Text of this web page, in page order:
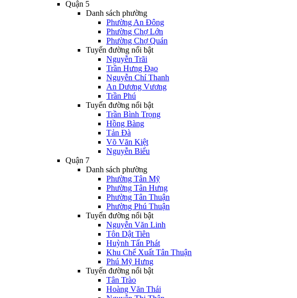
Quận 5
Danh sách phường
Phường An Đông
Phường Chợ Lớn
Phường Chợ Quán
Tuyến đường nổi bật
Nguyễn Trãi
Trần Hưng Đạo
Nguyễn Chí Thanh
An Dương Vương
Trần Phú
Tuyến đường nổi bật
Trần Bình Trọng
Hồng Bàng
Tản Đà
Võ Văn Kiệt
Nguyễn Biểu
Quận 7
Danh sách phường
Phường Tân Mỹ
Phường Tân Hưng
Phường Tân Thuận
Phường Phú Thuận
Tuyến đường nổi bật
Nguyễn Văn Linh
Tôn Dật Tiên
Huỳnh Tấn Phát
Khu Chế Xuất Tân Thuận
Phú Mỹ Hưng
Tuyến đường nổi bật
Tân Trào
Hoàng Văn Thái